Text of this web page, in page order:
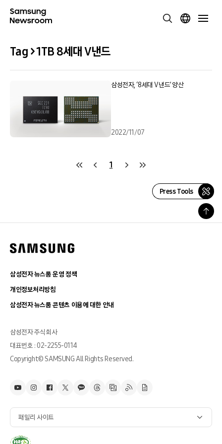
Tag > 1TB 8세대 V낸드
삼성전자, ‘8세대 V낸드’ 양산
2022/11/07
1
Press Tools
삼성전자 뉴스룸 운영 정책
개인정보처리방침
삼성전자 뉴스룸 콘텐츠 이용에 대한 안내
삼성전자 주식회사
대표번호 : 02-2255-0114
Copyright© SAMSUNG All Rights Reserved.
패밀리 사이트